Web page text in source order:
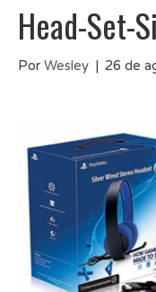
Head-Set-
Por Wesley | 26 de